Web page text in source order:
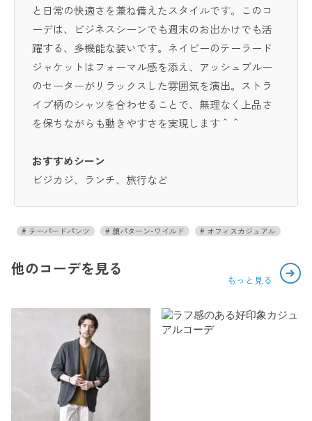
と日常の快適さを兼ね備えたスタイルです。このコ
ーデは、ビジネスシーンでも週末のお出かけでも活
躍する、多機能な装いです。ネイビーのテーラード
ジャケットはフォーマル感を添え、アッシュブルー
のセーターがリラックスした雰囲気を演出。ストラ
イプ柄のシャツを合わせることで、無理なく上品さ
を保ちながらも動きやすさを実現します＾＾
おすすめシーン
ビジカジ、ランチ、旅行など
テーパードパンツ 顔パターン-ワイルド オフィスカジュアル
他のコーデを見る
もっと見る